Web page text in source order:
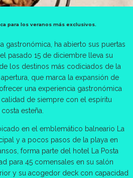
para los veranos más exclusivos.
gastronómica, ha abierto sus puertas
pasado 15 de diciembre lleva su
los destinos más codiciados de la
que marca la expansión de
una experiencia gastronómica
de siempre con el espíritu
esteña.
en el emblemático balneario La
y a pocos pasos de la playa en
forma parte del hotel La Posta
para 45 comensales en su salón
y su acogedor deck con capacidad